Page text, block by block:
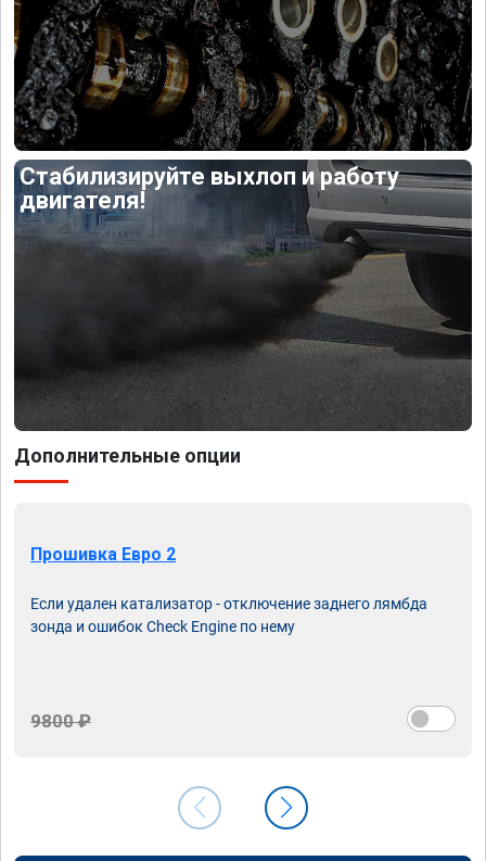
Стабилизируйте выхлоп и работу
двигателя!
Дополнительные опции
Прошивка Евро 2
Если удален катализатор - отключение заднего лямбда
зонда и ошибок Check Engine по нему
9800 ₽